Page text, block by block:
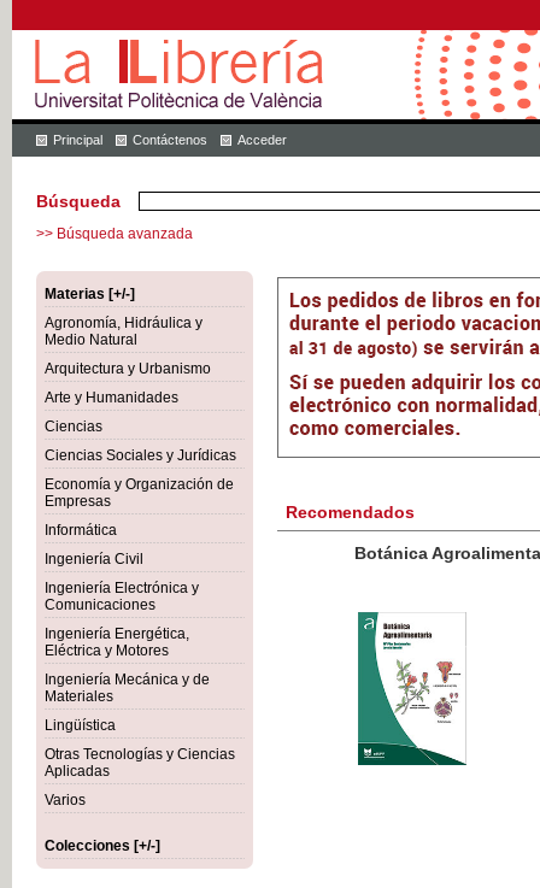
Principal Contáctenos Acceder
Búsqueda
>> Búsqueda avanzada
Materias [+/-]
Agronomía, Hidráulica y
Medio Natural
Arquitectura y Urbanismo
Arte y Humanidades
Ciencias
Ciencias Sociales y Jurídicas
Economía y Organización de
Empresas
Informática
Ingeniería Civil
Ingeniería Electrónica y
Comunicaciones
Ingeniería Energética,
Eléctrica y Motores
Ingeniería Mecánica y de
Materiales
Lingüística
Otras Tecnologías y Ciencias
Aplicadas
Varios
Colecciones [+/-]
Recomendados
Botánica Agroalimentaria